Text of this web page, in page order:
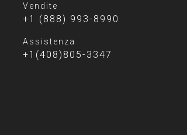
Vendite
+1 (888) 993-8990
Assistenza
+1(408)805-3347